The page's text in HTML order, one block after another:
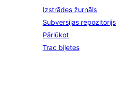
Izstrādes žurnāls
Subversijas repozitorijs
Pārlūkot
Trac biļetes